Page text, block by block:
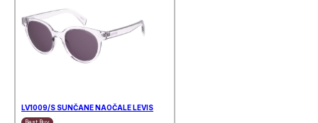
LV1009/S SUNČANE NAOČALE LEVIS